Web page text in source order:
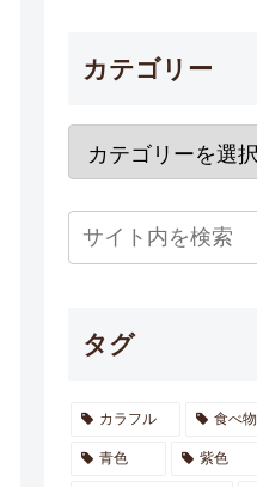
カテゴリー
タグ
カラフル 食べ物
青色 紫色